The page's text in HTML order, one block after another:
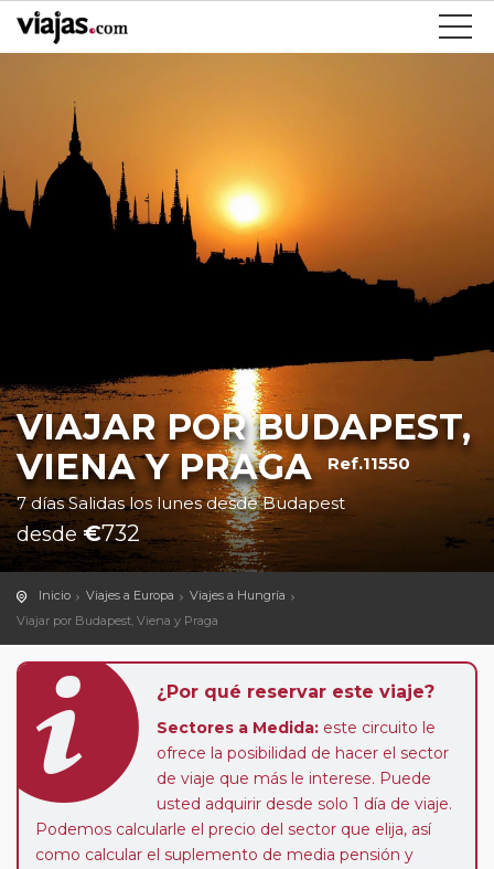
VIAJAR POR BUDAPEST,
VIENA Y PRAGA
Ref.11550
7 días Salidas los lunes desde Budapest
desde€732
Inicio Viajes a Europa
Viajes a Hungría
Viajar por Budapest, Viena y Praga
¿Por qué reservar este viaje?
Sectores a Medida: este circuito le
ofrece la posibilidad de hacer el sector
de viaje que más le interese. Puede
usted adquirir desde solo 1 día de viaje.
Podemos calcularle el precio del sector que elija, así
como calcular el suplemento de media pensión y